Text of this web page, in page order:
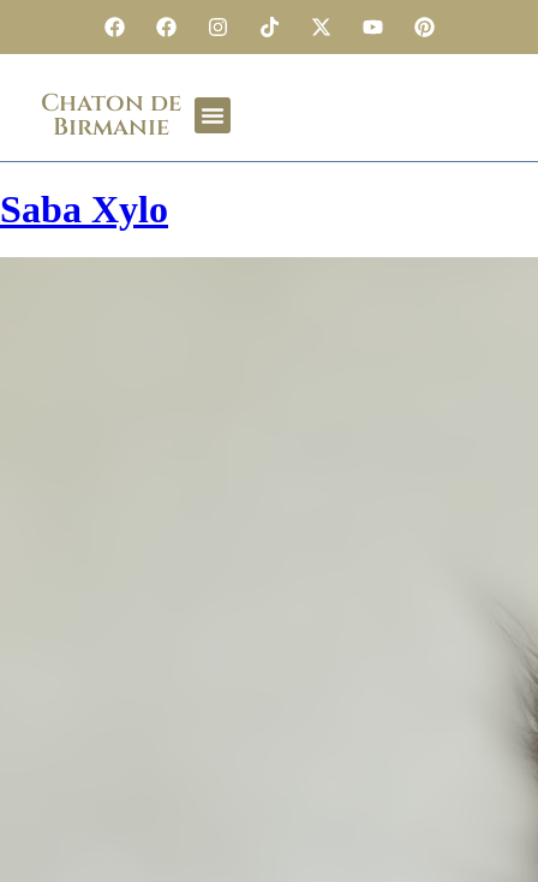
Chaton de
Birmanie
Saba Xylo